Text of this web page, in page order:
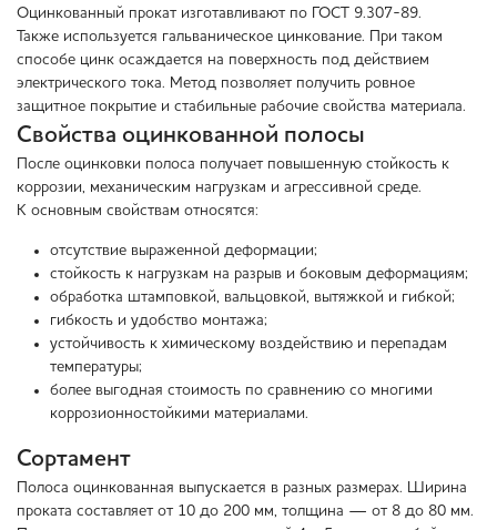
Оцинкованный прокат изготавливают по ГОСТ 9.307-89.
Также используется гальваническое цинкование. При таком
способе цинк осаждается на поверхность под действием
электрического тока. Метод позволяет получить ровное
защитное покрытие и стабильные рабочие свойства материала.
Свойства оцинкованной полосы
После оцинковки полоса получает повышенную стойкость к
коррозии, механическим нагрузкам и агрессивной среде.
К основным свойствам относятся:
отсутствие выраженной деформации;
стойкость к нагрузкам на разрыв и боковым деформациям;
обработка штамповкой, вальцовкой, вытяжкой и гибкой;
гибкость и удобство монтажа;
устойчивость к химическому воздействию и перепадам
температуры;
более выгодная стоимость по сравнению со многими
коррозионностойкими материалами.
Сортамент
Полоса оцинкованная выпускается в разных размерах. Ширина
проката составляет от 10 до 200 мм, толщина — от 8 до 80 мм.